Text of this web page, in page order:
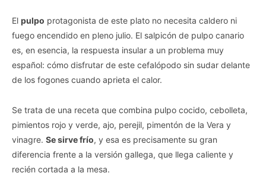
El pulpo protagonista de este plato no necesita caldero ni
fuego encendido en pleno julio. El salpicón de pulpo canario
es, en esencia, la respuesta insular a un problema muy
español: cómo disfrutar de este cefalópodo sin sudar delante
de los fogones cuando aprieta el calor.
Se trata de una receta que combina pulpo cocido, cebolleta,
pimientos rojo y verde, ajo, perejil, pimentón de la Vera y
vinagre. Se sirve frío, y esa es precisamente su gran
diferencia frente a la versión gallega, que llega caliente y
recién cortada a la mesa.